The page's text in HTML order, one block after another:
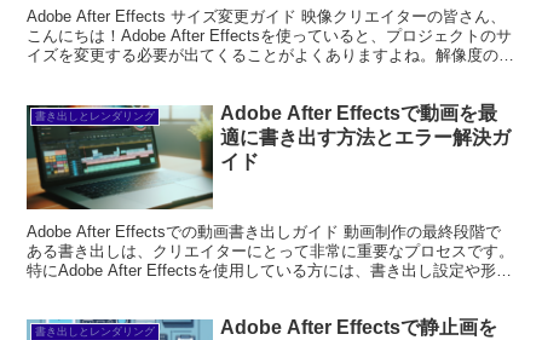
Adobe After Effects サイズ変更ガイド 映像クリエイターの皆さん、
こんにちは！Adobe After Effectsを使っていると、プロジェクトのサ
イズを変更する必要が出てくることがよくありますよね。解像度の変
書き出しとレンダリング
Adobe After Effectsで動画を最
適に書き出す方法とエラー解決ガ
イド
Adobe After Effectsでの動画書き出しガイド 動画制作の最終段階で
ある書き出しは、クリエイターにとって非常に重要なプロセスです。
特にAdobe After Effectsを使用している方には、書き出し設定や形
書き出しとレンダリング
Adobe After Effectsで静止画を